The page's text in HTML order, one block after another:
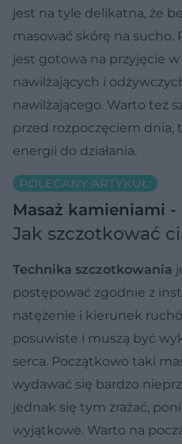
jest na tyle delikatna, że
masować skórę na sucho.
jest gotowa na przyjęcie
nawilżających i
nawilżającego. Warto też
przed rozpoczęciem dnia,
energii do działania.
POLECANY ARTYKUŁ:
Masaż kamieniami
Jak szczotkować
Technika szczotkowania
postępować zgodnie z
natężenie i kierunek
posuwiste i muszą być
serca. Początkowo taki
wydawać się bardzo
jednak się tym zrażać,
wyjątkowe. Warto na